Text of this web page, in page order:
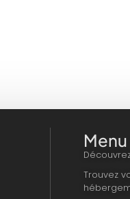
Menu
Trouvez